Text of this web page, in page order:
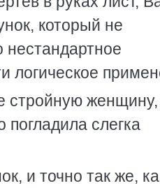
который не
нестандартное
логическое
стройную
слегка
и точно так же,